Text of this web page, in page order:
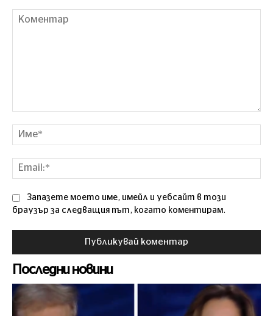
Запазете моето име, имейл и уебсайт в този
браузър за следващия път, когато коментирам.
Последни новини